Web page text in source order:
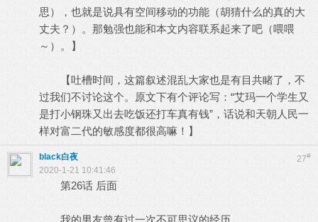
思），也就是说具有空间移动的功能（胡猜什么的真的大
丈夫？）。那勉强也能和本文内容联系起来了吧（喂喂
～）。】
【吐槽时间，这篇叙述混乱大家也是有目共睹了，不
过我们不讨论这个。原文下有个评论写：“艾玛一个学生又
是打小钢珠又出去吃饭还打车真有钱”，话说和天朝人民一
样对富二代的敏感度都很高嘛！】
27#
black白夜
2020-1-21 10:41:46
第26话 后面
我的男友曾有过一次不可思议的经历。